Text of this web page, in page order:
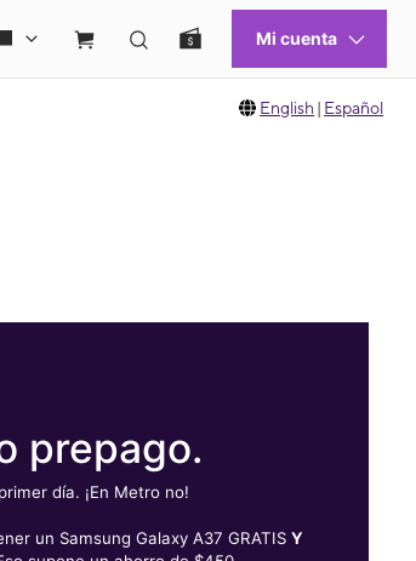
English | Español
prepago.
día. ¡En Metro no!
un Samsung Galaxy A37 GRATIS Y